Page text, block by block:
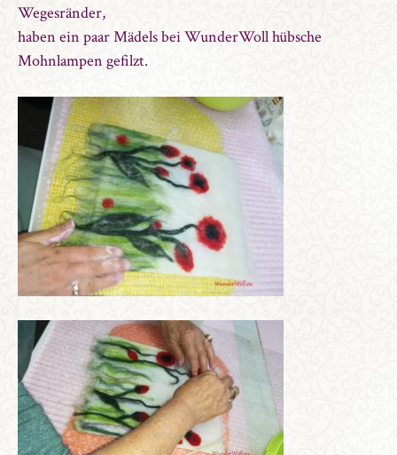
Wegesränder,
haben ein paar Mädels bei WunderWoll hübsche
Mohnlampen gefilzt.